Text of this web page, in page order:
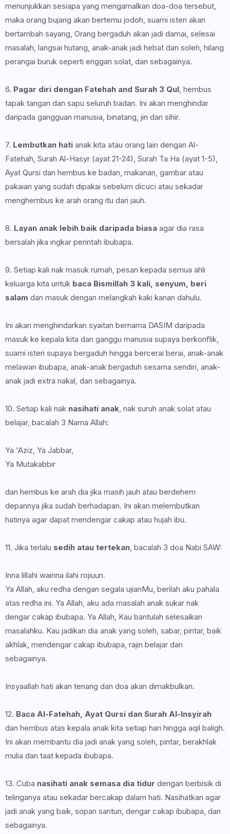
menunjukkan sesiapa yang mengamalkan doa-doa tersebut,
maka orang bujang akan bertemu jodoh, suami isteri akan
bertambah sayang, Orang bergaduh akan jadi damai, selesai
masalah, langsai hutang, anak-anak jadi hebat dan soleh, hilang
perangai buruk seperti enggan solat, dan sebagainya.
6. Pagar diri dengan Fatehah and Surah 3 Qul , hembus
tapak tangan dan sapu seluruh badan. Ini akan menghindar
daripada gangguan manusia, binatang, jin dan sihir.
7. Lembutkan hati anak kita atau orang lain dengan Al-
Fatehah, Surah Al-Hasyr (ayat 21-24), Surah Ta Ha (ayat 1-5),
Ayat Qursi dan hembus ke badan, makanan, gambar atau
pakaian yang sudah dipakai sebelum dicuci atau sekadar
menghembus ke arah orang itu dari jauh.
8. Layan anak lebih baik daripada biasa agar dia rasa
bersalah jika ingkar perintah ibubapa.
9. Setiap kali nak masuk rumah, pesan kepada semua ahli
keluarga kita untuk baca Bismillah 3 kali, senyum, beri
salam dan masuk dengan melangkah kaki kanan dahulu.
Ini akan menghindarkan syaitan bernama DASIM daripada
masuk ke kepala kita dan ganggu manusia supaya berkonflik,
suami isteri supaya bergaduh hingga bercerai berai, anak-anak
melawan ibubapa, anak-anak bergaduh sesama sendiri, anak-
anak jadi extra nakal, dan sebagainya.
10. Setiap kali nak nasihati anak , nak suruh anak solat atau
belajar, bacalah 3 Nama Allah:
Ya 'Aziz, Ya Jabbar,
Ya Mutakabbir
dan hembus ke arah dia jika masih jauh atau berdehem
depannya jika sudah berhadapan. Ini akan melembutkan
hatinya agar dapat mendengar cakap atau hujah ibu.
11. Jika terlalu sedih atau tertekan , bacalah 3 doa Nabi SAW:
Inna lillahi wainna ilahi rojiuun.
Ya Allah, aku redha dengan segala ujianMu, berilah aku pahala
atas redha ini. Ya Allah, aku ada masalah anak sukar nak
dengar cakap ibubapa. Ya Allah, Kau bantulah selesaikan
masalahku. Kau jadikan dia anak yang soleh, sabar, pintar, baik
akhlak, mendengar cakap ibubapa, rajin belajar dan
sebagainya.
Insyaallah hati akan tenang dan doa akan dimakbulkan.
12. Baca Al-Fatehah, Ayat Qursi dan Surah Al-Insyirah
dan hembus atas kepala anak kita setiap hari hingga aqil baligh.
Ini akan membantu dia jadi anak yang soleh, pintar, berakhlak
mulia dan taat kepada ibubapa.
13. Cuba nasihati anak semasa dia tidur dengan berbisik di
telinganya atau sekadar bercakap dalam hati. Nasihatkan agar
jadi anak yang baik, sopan santun, dengar cakap ibubapa, dan
sebagainya.